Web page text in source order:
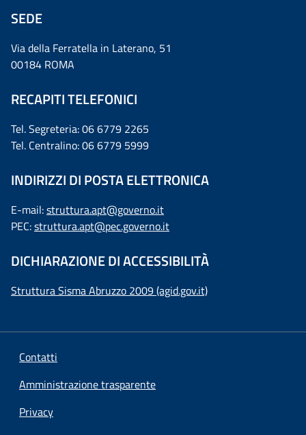
SEDE
Via della Ferratella in Laterano, 51
00184 ROMA
RECAPITI TELEFONICI
Tel. Segreteria: 06 6779 2265
Tel. Centralino: 06 6779 5999
INDIRIZZI DI POSTA ELETTRONICA
E-mail:struttura.apt@governo.it
PEC:struttura.apt@pec.governo.it
DICHIARAZIONE DI ACCESSIBILITÀ
Struttura Sisma Abruzzo 2009 (agid.gov.it)
Contatti
Amministrazione trasparente
Privacy